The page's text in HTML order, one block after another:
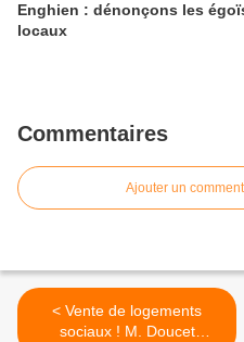
Enghien : dénonçons les
locaux
Commentaires
Ajouter un
< Vente de logements
sociaux ! M. Doucet